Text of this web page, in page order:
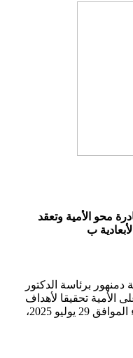
محو الأمية وتعقد
دمنهور برئاسة الدكتور
الأمية تحقيقا لأهداف
التنمية المستدامة، انطلقت اليوم الثلاثاء الموافق 29 يوليو 2025،